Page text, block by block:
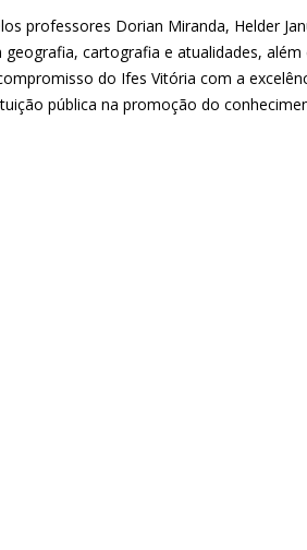
professores Dorian Miranda, Helder
cartografia e atualidades,
do Ifes Vitória com a
pública na promoção do